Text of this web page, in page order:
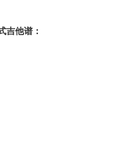
吉他谱：